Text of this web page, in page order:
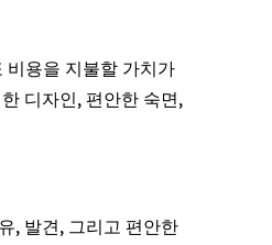
용을 지불할 가치가
디자인, 편안한 숙면,
, 발견, 그리고 편안한